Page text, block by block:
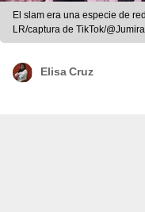
El slam era una especie de
LR/captura de TikTok/
Elisa Cruz